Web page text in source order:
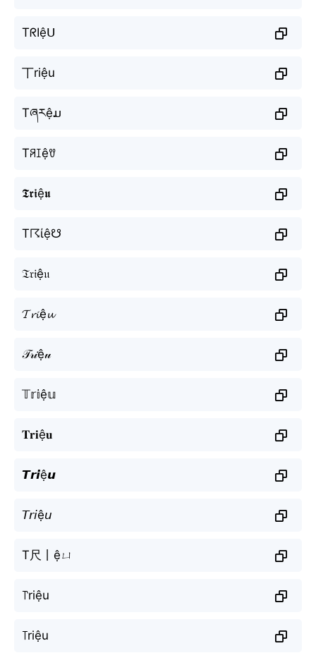
TᖇIệᑌ
丅riệu
Tཞརệມ
Tꋪꀤệꀎ
𝕿𝖗𝖎ệ𝖚
T☈ίệ☋
𝔗𝔯𝔦ệ𝔲
𝓣𝓻𝓲ệ𝓾
𝒯𝓇𝒾ệ𝓊
𝕋𝕣𝕚ệ𝕦
𝐓𝐫𝐢ệ𝐮
𝙏𝙧𝙞ệ𝙪
𝘛𝘳𝘪ệ𝘶
T尺丨ệㄩ
꓅riệu
꓄riệu